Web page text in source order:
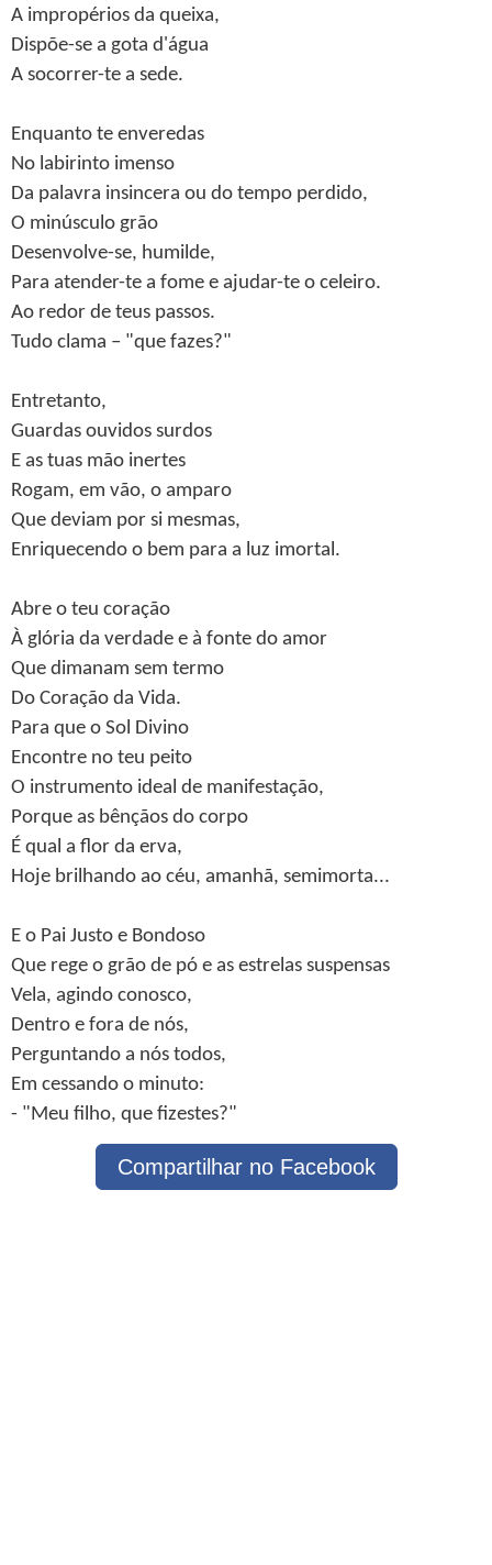
A impropérios da queixa,
Dispõe-se a gota d'água
A socorrer-te a sede.
Enquanto te enveredas
No labirinto imenso
Da palavra insincera ou do tempo perdido,
O minúsculo grão
Desenvolve-se, humilde,
Para atender-te a fome e ajudar-te o celeiro.
Ao redor de teus passos.
Tudo clama – "que fazes?"
Entretanto,
Guardas ouvidos surdos
E as tuas mão inertes
Rogam, em vão, o amparo
Que deviam por si mesmas,
Enriquecendo o bem para a luz imortal.
Abre o teu coração
À glória da verdade e à fonte do amor
Que dimanam sem termo
Do Coração da Vida.
Para que o Sol Divino
Encontre no teu peito
O instrumento ideal de manifestação,
Porque as bênçãos do corpo
É qual a flor da erva,
Hoje brilhando ao céu, amanhã, semimorta...
E o Pai Justo e Bondoso
Que rege o grão de pó e as estrelas suspensas
Vela, agindo conosco,
Dentro e fora de nós,
Perguntando a nós todos,
Em cessando o minuto:
- "Meu filho, que fizestes?"
Compartilhar no Facebook